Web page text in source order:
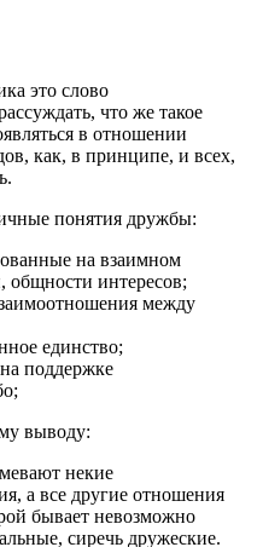
это слово
что же такое
в отношении
как, в принципе, и всех,
понятия дружбы:
на взаимном
общности интересов;
между
единство;
поддержке
выводу:
некие
а все другие отношения
бывает невозможно
сиречь дружеские.